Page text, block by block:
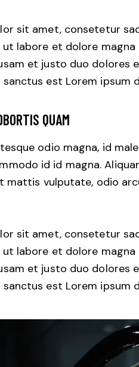
sit amet, consetetur
labore et dolore
et justo duo dolores
est Lorem ipsum
QUAM
odio magna, id
id id magna.
mattis vulputate, odio
sit amet, consetetur
labore et dolore
et justo duo dolores
est Lorem ipsum